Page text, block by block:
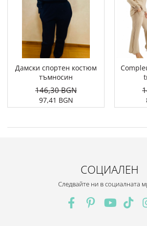
Дамски спортен костюм
тъмносин
146,30 BGN
97,41 BGN
СОЦИАЛЕН
Следвайте ни в социалната